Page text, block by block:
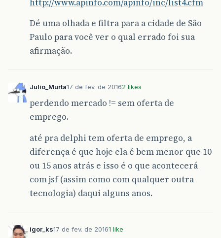
Dé uma olhada e filtra para a cidade de São
Paulo para você ver o qual errado foi sua
afirmação.
Julio_Murta17 de fev. de 20162 likes
perdendo mercado != sem oferta de
emprego.
até pra delphi tem oferta de emprego, a
diferença é que hoje ela é bem menor que 10
ou 15 anos atrás e isso é o que acontecerá
com jsf (assim como com qualquer outra
tecnologia) daqui alguns anos.
igor_ks17 de fev. de 20161 like